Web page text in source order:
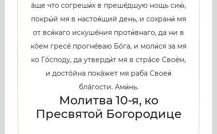
áще что согреши́х в прешéдшую нощь сию́,
покры́й мя в настоя́щий день, и сохрани́ мя
от вся́каго искушéния проти́внаго, да ни в
кóем гресé прогнéваю Бóга, и моли́ся за мя
ко Гóсподу, да утверди́т мя в стрáсе Своéм,
и достóйна покáжет мя раба Своея́
блáгости. Ами́нь.
Молитва 10-я, ко
Пресвятой Богородице